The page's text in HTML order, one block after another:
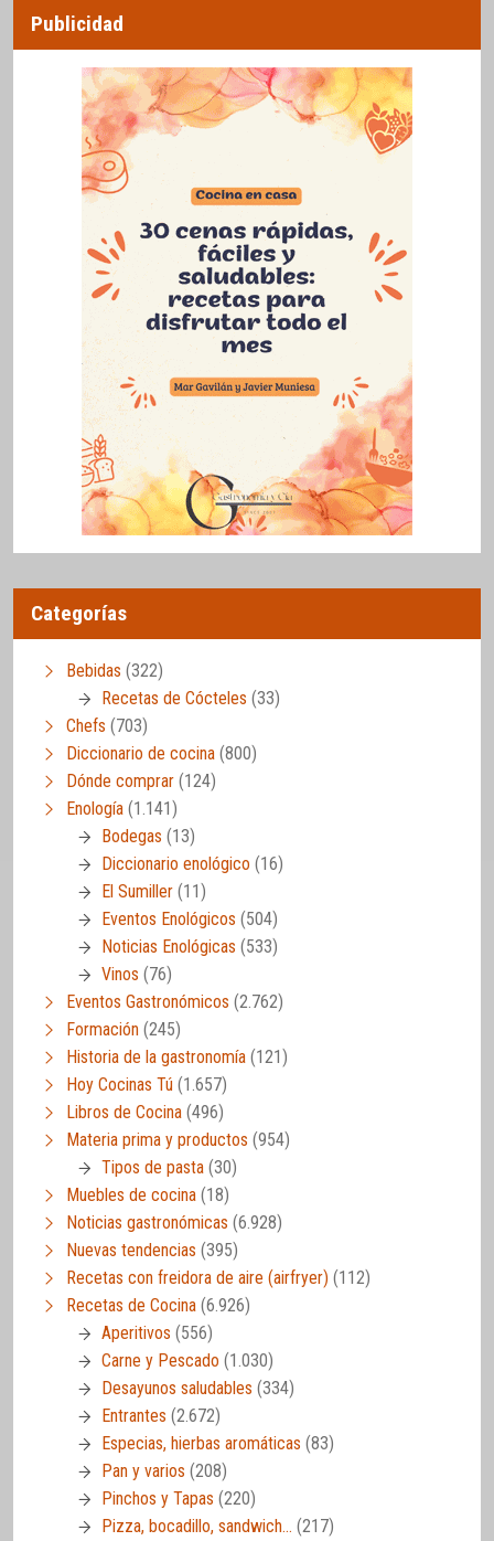
Publicidad
Categorías
Bebidas (322)
Recetas de Cócteles (33)
Chefs (703)
Diccionario de cocina (800)
Dónde comprar (124)
Enología (1.141)
Bodegas (13)
Diccionario enológico (16)
El Sumiller (11)
Eventos Enológicos (504)
Noticias Enológicas (533)
Vinos (76)
Eventos Gastronómicos (2.762)
Formación (245)
Historia de la gastronomía (121)
Hoy Cocinas Tú (1.657)
Libros de Cocina (496)
Materia prima y productos (954)
Tipos de pasta (30)
Muebles de cocina (18)
Noticias gastronómicas (6.928)
Nuevas tendencias (395)
Recetas con freidora de aire (airfryer) (112)
Recetas de Cocina (6.926)
Aperitivos (556)
Carne y Pescado (1.030)
Desayunos saludables (334)
Entrantes (2.672)
Especias, hierbas aromáticas (83)
Pan y varios (208)
Pinchos y Tapas (220)
Pizza, bocadillo, sandwich… (217)